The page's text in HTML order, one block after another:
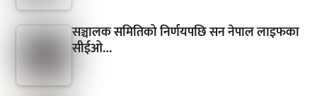
सञ्चालक समितिको निर्णयपछि सन नेपाल लाइफका
सीईओ…